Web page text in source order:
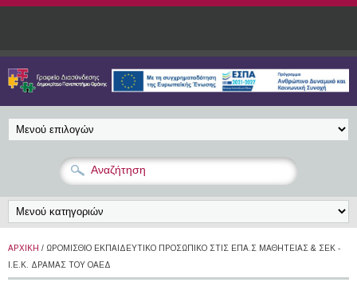
Παράκαμψη προς το κυρίως περιεχόμενο
ΑΡΧΙΚΉ / ΩΡΟΜΊΣΘΙΟ ΕΚΠΑΙΔΕΥΤΙΚΌ ΠΡΟΣΩΠΙΚΌ ΣΤΙΣ ΕΠΑ.Σ ΜΑΘΗΤΕΊΑΣ & ΣΕΚ -
Ι.Ε.Κ. ΔΡΆΜΑΣ ΤΟΥ ΟΑΕΔ